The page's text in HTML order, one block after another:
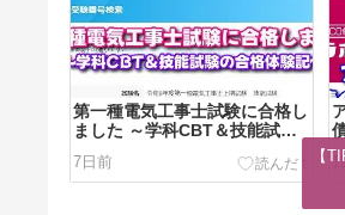
第一種電気工事士試験に合格し
ました ～学科CBT＆技能試験
7日前
【